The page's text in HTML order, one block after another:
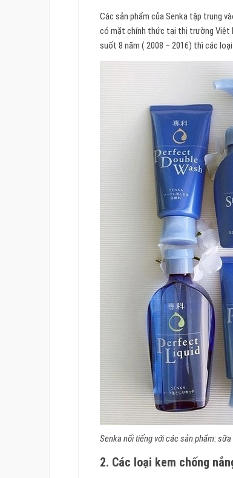
Các sản phẩm của Senka tập trung
có mặt chính thức tại thị trường Việt
suốt 8 năm ( 2008 – 2016) thì các
Senka nổi tiếng với các sản phẩm:
2. Các loại kem chống